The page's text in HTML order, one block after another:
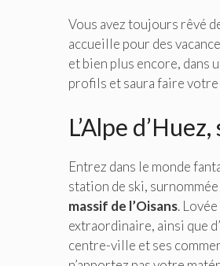
Vous avez toujours rêvé
accueille pour des
et bien plus encore, dans
profils et saura faire votre
L’Alpe
Entrez dans le monde
station de ski, surnommée
massif de l’Oisans.
extraordinaire, ainsi que
centre-ville et ses